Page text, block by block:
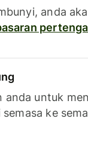
anda
untuk
ke